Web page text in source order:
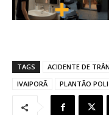
TAGS ACIDENTE DE
IVAIPORÃ
PLANTÃO